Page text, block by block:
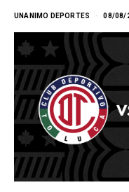
UNANIMO DEPORTES 08/08/